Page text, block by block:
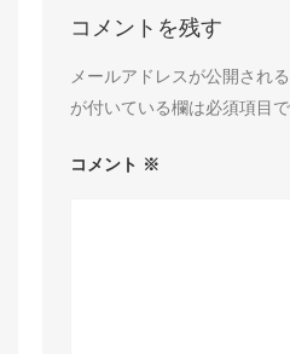
コメントを残す
メールアドレスが公開され
が付いている欄は必須項目
コメント ※